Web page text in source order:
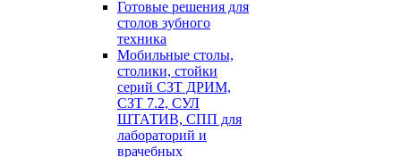
Готовые решения для
столов зубного
техника
Мобильные столы,
столики, стойки
серий СЗТ ДРИМ,
СЗТ 7.2, СУЛ
ШТАТИВ, СПП для
лабораторий и
врачебных